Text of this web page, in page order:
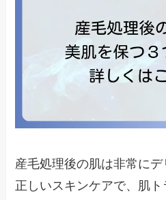
産毛処理後の肌は非常にデ
正しいスキンケアで、肌